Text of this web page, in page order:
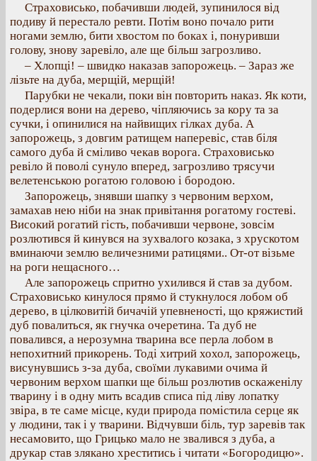
Страховисько, побачивши людей, зупинилося від
подиву й перестало ревти. Потім воно почало рити
ногами землю, бити хвостом по боках і, понуривши
голову, знову заревіло, але ще більш загрозливо.
– Хлопці! – швидко наказав запорожець. – Зараз же
лізьте на дуба, мерщій, мерщій!
Парубки не чекали, поки він повторить наказ. Як коти,
подерлися вони на дерево, чіпляючись за кору та за
сучки, і опинилися на найвищих гілках дуба. А
запорожець, з довгим ратищем наперевіс, став біля
самого дуба й сміливо чекав ворога. Страховисько
ревіло й поволі сунуло вперед, загрозливо трясучи
велетенською рогатою головою і бородою.
Запорожець, знявши шапку з червоним верхом,
замахав нею ніби на знак привітання рогатому гостеві.
Високий рогатий гість, побачивши червоне, зовсім
розлютився й кинувся на зухвалого козака, з хрускотом
вминаючи землю величезними ратицями.. От-от візьме
на роги нещасного…
Але запорожець спритно ухилився й став за дубом.
Страховисько кинулося прямо й стукнулося лобом об
дерево, в цілковитій бичачій упевненості, що кряжистий
дуб повалиться, як гнучка очеретина. Та дуб не
повалився, а нерозумна тварина все перла лобом в
непохитний прикорень. Тоді хитрий хохол, запорожець,
висунувшись з-за дуба, своїми лукавими очима й
червоним верхом шапки ще більш розлютив оскаженілу
тварину і в одну мить всадив списа під ліву лопатку
звіра, в те саме місце, куди природа помістила серце як
у людини, так і у тварини. Відчувши біль, тур заревів так
несамовито, що Грицько мало не звалився з дуба, а
друкар став злякано хреститись і читати «Богородицю».